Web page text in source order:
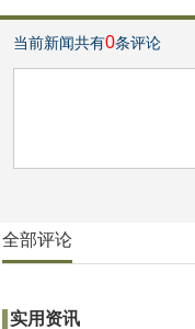
当前新闻共有0条评论
全部评论
实用资讯